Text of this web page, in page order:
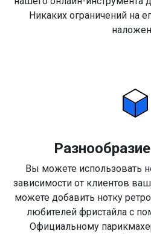
Никаких ограничений на
Вы можете использовать
зависимости от клиентов
можете добавить нотку
любителей фристайла с
Официальному